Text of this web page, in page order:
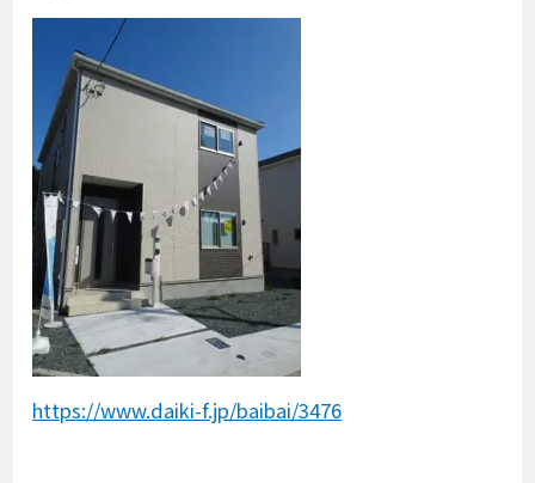
https://www.daiki-f.jp/baibai/3476